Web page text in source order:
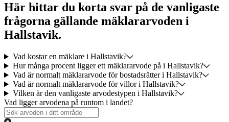
Här hittar du korta svar på de vanligaste
frågorna gällande mäklararvoden i
Hallstavik.
Vad kostar en mäklare i Hallstavik?
Hur många procent ligger ett mäklararvode på i Hallstavik?
Vad är normalt mäklararvode för bostadsrätter i Hallstavik?
Vad är normalt mäklararvode för villor i Hallstavik?
Vilken är den vanligaste arvodestypen i Hallstavik?
Vad ligger arvodena på runtom i landet?